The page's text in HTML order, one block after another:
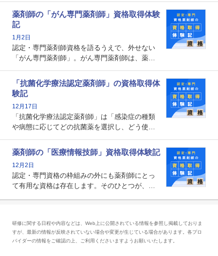
増えているのではないでしょうか。今回はそん
な救急認定薬剤師の取得体験記をご紹介しま
す。
薬剤師の「がん専門薬剤師」資格取得体験
記
1月2日
認定・専門薬剤師資格を語るうえで、外せない
「がん専門薬剤師」。がん専門薬剤師は、薬剤
関する資格として、2009年に発足しました。薬
剤師の専門性を活かして高度化するがん医療に
貢献する姿は、今も病院薬剤師にとって一目置
かれる存在です。
「抗菌化学療法認定薬剤師」の資格取得体
験記
12月17日
「抗菌化学療法認定薬剤師」は「感染症の種類
や病態に応じてどの抗菌薬を選択し、どう使っ
る薬剤師です。現在、感染防止対策加算の施設
基準に専任の薬剤師配置が挙げられており、今
後は感染症領域で薬剤師に、より多くの役割が
求められる可能性もあります。
薬剤師の「医療情報技師」資格取得体験記
12月2日
認定・専門資格の枠組みの外にも薬剤師にとっ
て有用な資格は存在します。そのひとつが、
とは、病院薬剤師を中心に大きな武器になりま
す。
研修に関する日程や内容などは、Web上に公開されている情報を参照し掲載しておりま
すが、最新の情報が反映されていない場合や変更が生じている場合があります。各プロ
バイダーの情報をご確認の上、ご利用くださいますようお願いいたします。